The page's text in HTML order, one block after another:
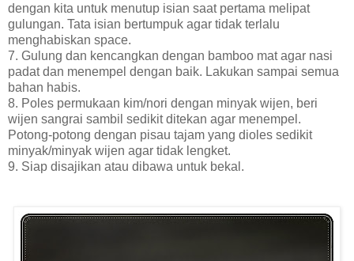
dengan kita untuk menutup isian saat pertama melipat
gulungan. Tata isian bertumpuk agar tidak terlalu
menghabiskan space.
7. Gulung dan kencangkan dengan bamboo mat agar nasi
padat dan menempel dengan baik. Lakukan sampai semua
bahan habis.
8. Poles permukaan kim/nori dengan minyak wijen, beri
wijen sangrai sambil sedikit ditekan agar menempel.
Potong-potong dengan pisau tajam yang dioles sedikit
minyak/minyak wijen agar tidak lengket.
9. Siap disajikan atau dibawa untuk bekal.